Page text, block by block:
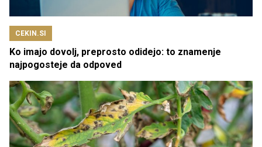
CEKIN.SI
Ko imajo dovolj, preprosto odidejo: to znamenje
najpogosteje da odpoved